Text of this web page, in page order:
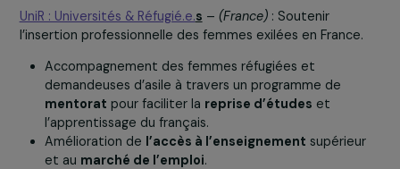
Renforcement des capacités des ouvrières textiles
s’organiser et à défendre leurs droits.
Actions deplaidoyerpour améliorer les
de travailet prévenir lesviolences sexistes
usines textiles.
Axe « Education et égalité des chances